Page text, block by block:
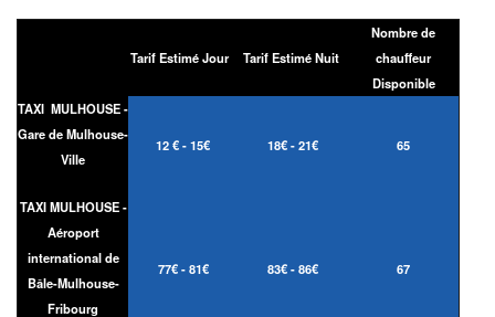
Tarif Estimé Jour Tarif Estimé Nuit
Nombre de
chauffeur
Disponible
TAXI MULHOUSE -
Gare de Mulhouse-
Ville
12 € - 15€ 18€ - 21€ 65
TAXI MULHOUSE -
Aéroport
international de
Bâle-Mulhouse-
Fribourg
77€ - 81€ 83€ - 86€ 67